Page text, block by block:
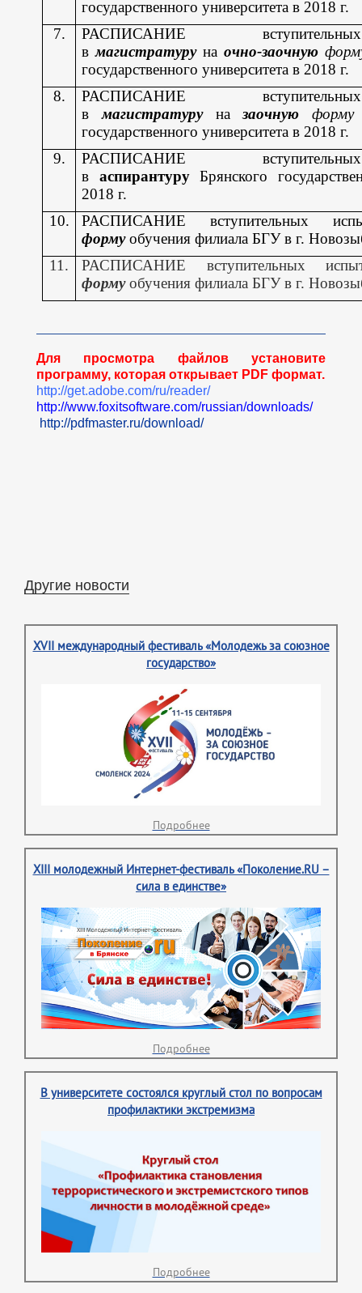
государственного университета в 2018 г.
7.
РАСПИСАНИЕ
вмагистратуру на очно-заочную
государственного университета в 2018 г.
8.
РАСПИСАНИЕ
вмагистратуру назаочную
государственного университета в 2018 г.
9.
РАСПИСАНИЕ
в аспирантуруБрянского
2018 г.
10.
РАСПИСАНИЕ вступительных
формуобучения филиала БГУ в г.
11.
РАСПИСАНИЕ вступительных
формуобучения филиала БГУ в г.
Для просмотра файлов установите
программу, которая открывает PDF формат.
http://get.adobe.com/ru/reader/
http://www.foxitsoftware.com/russian/downloads/
http://pdfmaster.ru/download/
Другие новости
XVII международный фестиваль «Молодежь за союзное
государство»
Подробнее
XIII молодежный Интернет-фестиваль «Поколение.RU –
сила в единстве»
Подробнее
В университете состоялся круглый стол по вопросам
профилактики экстремизма
Подробнее